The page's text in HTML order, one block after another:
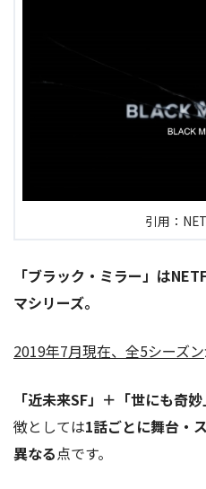
引用：
「ブラック・ミラー」は
マシリーズ。
2019年7月現在、全5シーズン
「近未来SF」＋「世にも奇妙
徴としては1話ごとに舞台・
異なる点です。